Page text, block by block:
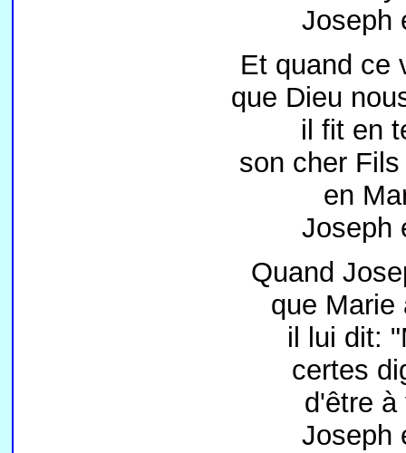
Joseph
Et quand ce
que Dieu
il fit en
son cher
en
Joseph
Quand
que Marie
il lui dit:
certes
d'être à
Joseph